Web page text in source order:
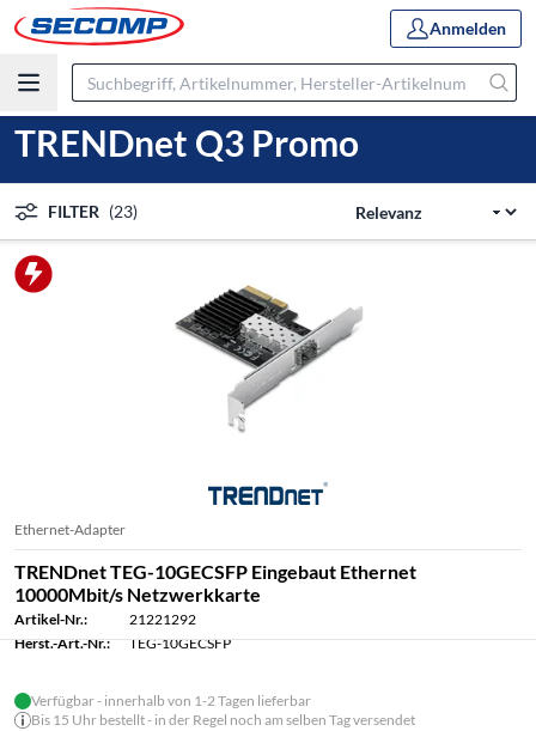
Anmelden
TRENDnet Q3 Promo
FILTER (23)
Ethernet-Adapter
TRENDnet TEG-10GECSFP Eingebaut Ethernet
10000Mbit/s Netzwerkkarte
Artikel-Nr.:
21221292
Herst.-Art.-Nr.:
TEG-10GECSFP
Verfügbar - innerhalb von 1-2 Tagen lieferbar
Bis 15 Uhr bestellt - in der Regel noch am selben Tag versendet